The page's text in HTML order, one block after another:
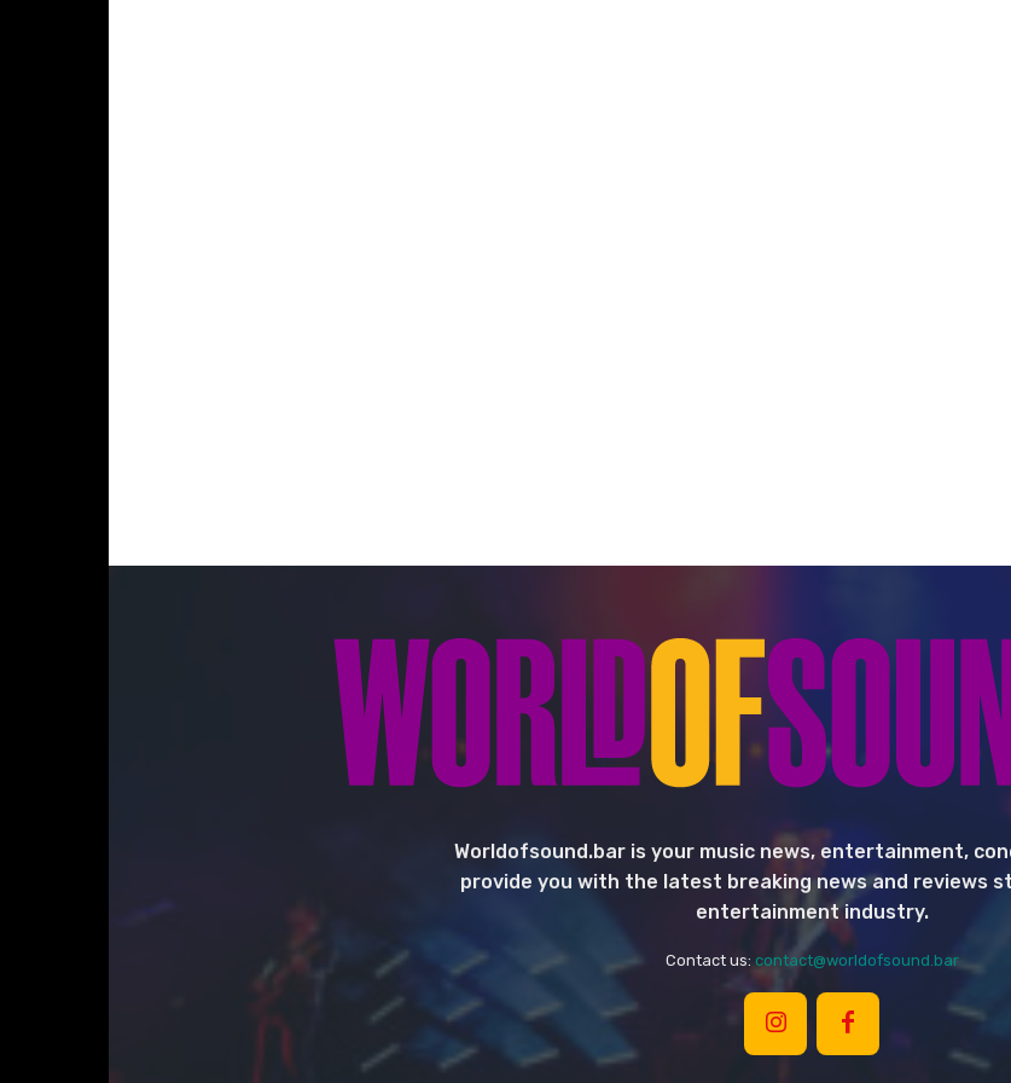
Worldofsound.bar is your music news, entertainment,
provide you with the latest breaking news and reviews
entertainment industry.
Contact us: contact@worldofsound.bar